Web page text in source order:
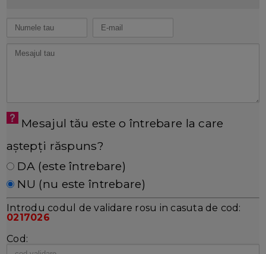
Mesajul tău este o întrebare la care
aștepți răspuns?
DA (este întrebare)
NU (nu este întrebare)
Introdu codul de validare rosu in casuta de cod:
0217026
Cod: